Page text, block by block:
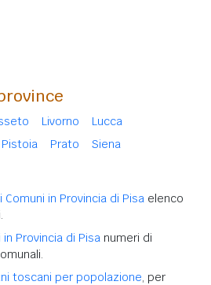
Livorno
Lucca
Pistoia Prato Siena
in Provincia di Pisa elenco
Provincia di Pisa numeri di
toscani per popolazione, per